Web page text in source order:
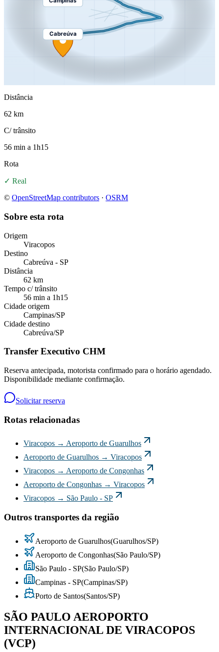
Cabreúva
Distância
62 km
C/ trânsito
56 min a 1h15
Rota
✓ Real
© OpenStreetMap contributors · OSRM
Sobre esta rota
Origem
Viracopos
Destino
Cabreúva - SP
Distância
62 km
Tempo c/ trânsito
56 min a 1h15
Cidade origem
Campinas/SP
Cidade destino
Cabreúva/SP
Transfer Executivo CHM
Reserva antecipada, motorista confirmado para o horário agendado.
Disponibilidade mediante confirmação.
Solicitar reserva
Rotas relacionadas
Viracopos → Aeroporto de Guarulhos
Aeroporto de Guarulhos → Viracopos
Viracopos → Aeroporto de Congonhas
Aeroporto de Congonhas → Viracopos
Viracopos → São Paulo - SP
Outros transportes da região
Aeroporto de Guarulhos(Guarulhos/SP)
Aeroporto de Congonhas(São Paulo/SP)
São Paulo - SP(São Paulo/SP)
Campinas - SP(Campinas/SP)
Porto de Santos(Santos/SP)
SÃO PAULO AEROPORTO
INTERNACIONAL DE VIRACOPOS
(VCP)